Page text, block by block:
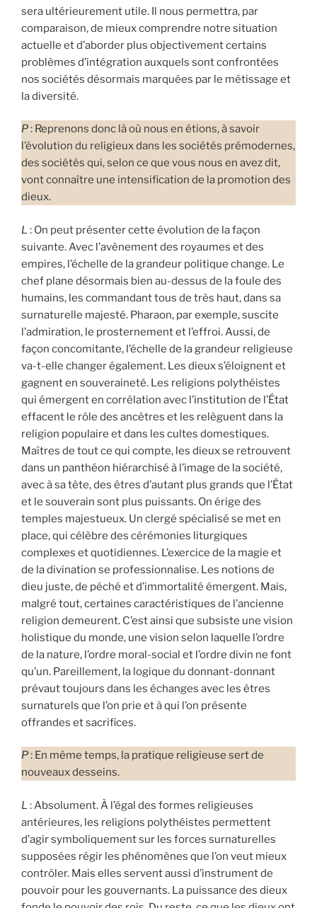
sera ultérieurement utile. Il nous permettra, par
comparaison, de mieux comprendre notre situation
actuelle et d’aborder plus objectivement certains
problèmes d’intégration auxquels sont confrontées
nos sociétés désormais marquées par le métissage et
la diversité.
P: Reprenons donc là où nous en étions, à savoir
l’évolution du religieux dans les sociétés prémodernes,
des sociétés qui, selon ce que vous nous en avez dit,
vont connaître une intensification de la promotion des
dieux.
L : On peut présenter cette évolution de la façon
suivante. Avec l’avènement des royaumes et des
empires, l’échelle de la grandeur politique change. Le
chef plane désormais bien au-dessus de la foule des
humains, les commandant tous de très haut, dans sa
surnaturelle majesté. Pharaon, par exemple, suscite
l’admiration, le prosternement et l’effroi. Aussi, de
façon concomitante, l’échelle de la grandeur religieuse
va-t-elle changer également. Les dieux s’éloignent et
gagnent en souveraineté. Les religions polythéistes
qui émergent en corrélation avec l’institution de l’État
effacent le rôle des ancêtres et les relèguent dans la
religion populaire et dans les cultes domestiques.
Maîtres de tout ce qui compte, les dieux se retrouvent
dans un panthéon hiérarchisé à l’image de la société,
avec à sa tête, des êtres d’autant plus grands que l’État
et le souverain sont plus puissants. On érige des
temples majestueux. Un clergé spécialisé se met en
place, qui célèbre des cérémonies liturgiques
complexes et quotidiennes. L’exercice de la magie et
de la divination se professionnalise. Les notions de
dieu juste, de péché et d’immortalité émergent. Mais,
malgré tout, certaines caractéristiques de l’ancienne
religion demeurent. C’est ainsi que subsiste une vision
holistique du monde, une vision selon laquelle l’ordre
de la nature, l’ordre moral-social et l’ordre divin ne font
qu’un. Pareillement, la logique du donnant-donnant
prévaut toujours dans les échanges avec les êtres
surnaturels que l’on prie et à qui l’on présente
offrandes et sacrifices.
P: En même temps, la pratique religieuse sert de
nouveaux desseins.
L : Absolument. À l’égal des formes religieuses
antérieures, les religions polythéistes permettent
d’agir symboliquement sur les forces surnaturelles
supposées régir les phénomènes que l’on veut mieux
contrôler. Mais elles servent aussi d’instrument de
pouvoir pour les gouvernants. La puissance des dieux